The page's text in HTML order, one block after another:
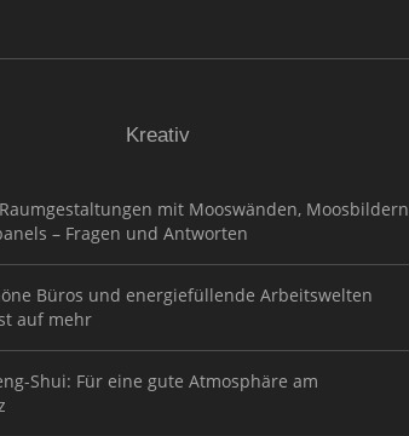
Kreativ
mit Mooswänden, Moosbildern
– Fragen und Antworten
Büros und energiefüllende Arbeitswelten
auf mehr
Shui: Für eine gute Atmosphäre am